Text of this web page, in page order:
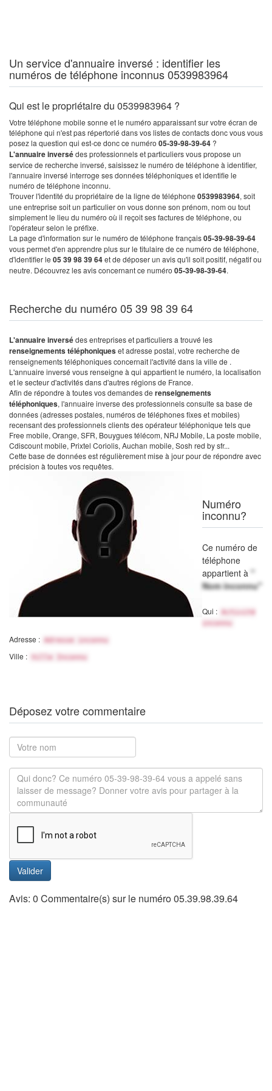
Un service d'annuaire inversé : identifier les
numéros de téléphone inconnus 0539983964
Qui est le propriétaire du 0539983964 ?
Votre téléphone mobile sonne et le numéro apparaissant sur votre écran de
téléphone qui n'est pas répertorié dans vos listes de contacts donc vous vous
posez la question qui est-ce donc ce numéro 05-39-98-39-64 ?
L'annuaire inversédes professionnels et particuliers vous propose un
service de recherche inversé, saisissez le numéro de téléphone à identifier,
l'annuaire inversé interroge ses données téléphoniques et identifie le
numéro de téléphone inconnu.
Trouver l'identité du propriétaire de la ligne de téléphone 0539983964, soit
une entreprise soit un particulier on vous donne son prénom, nom ou tout
simplement le lieu du numéro où il reçoit ses factures de téléphone, ou
l'opérateur selon le préfixe.
La page d'information sur le numéro de téléphone français05-39-98-39-64
vous permet d'en apprendre plus sur le titulaire de ce numéro de téléphone,
d'identifier le 05 39 98 39 64et de déposer un avis qu'il soit positif, négatif ou
neutre. Découvrez les avis concernant ce numéro 05-39-98-39-64.
Recherche du numéro 05 39 98 39 64
L'annuaire inversédes entreprises et particuliers a trouvé les
renseignements téléphoniqueset adresse postal, votre recherche de
renseignements téléphoniques concernait l'activité dans la ville de .
L'annuaire inversé vous renseigne à qui appartient le numéro, la localisation
et le secteur d'activités dans d'autres régions de France.
Afin de répondre à toutes vos demandes de renseignements
téléphoniques, l'annuaire inverse des professionnels consulte sa base de
données (adresses postales, numéros de téléphones fixes et mobiles)
recensant des professionnels clients des opérateur téléphonique tels que
Free mobile, Orange, SFR, Bouygues télécom, NRJ Mobile, La poste mobile,
Cdiscount mobile, Prixtel Coriolis, Auchan mobile, Sosh red by sfr...
Cette base de données est régulièrement mise à jour pour de répondre avec
précision à toutes vos requêtes.
Numéro
inconnu?
Ce numéro de
téléphone
appartient à "
Nom inconnu"
Qui :
Activité
inconnu
Adresse : Adresse inconnu
Ville : Ville Inconnu
Déposez votre commentaire
Valider
Avis: 0 Commentaire(s) sur le numéro 05.39.98.39.64